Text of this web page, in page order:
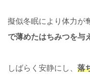
擬似冬眠により体力が
で薄めたはちみつを与
しばらく安静にし、 落